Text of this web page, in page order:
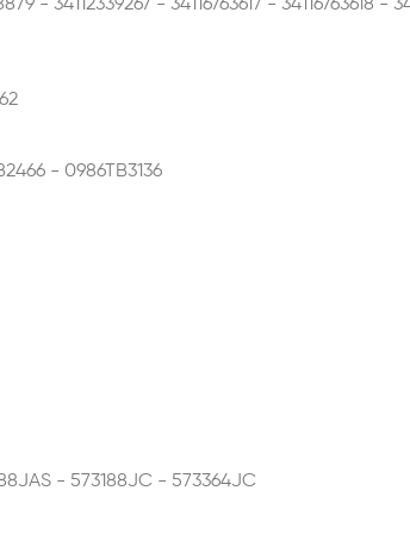
- 34112339267 - 34116763617 - 34116763618 -
- 0986TB3136
- 573188JC - 573364JC